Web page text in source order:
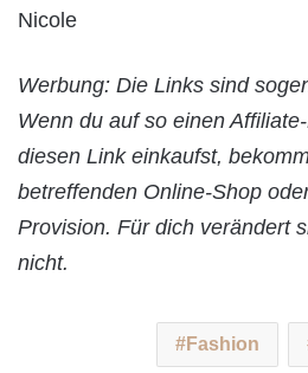
Nicole
Werbung: Die Links sind
Wenn du auf so einen
diesen Link einkaufst,
betreffenden Online-Shop
Provision. Für dich verändert
nicht.
Fashion